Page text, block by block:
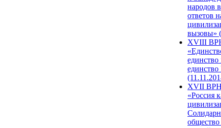
народов
ответов
вызовы»
XVIII
единство
единство
XVII
«Россия